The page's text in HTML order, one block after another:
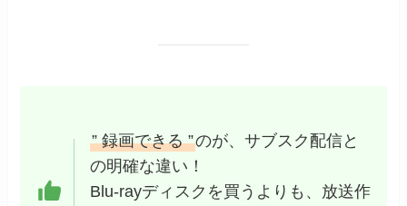
” 録画できる ”のが、サブスク配信と
の明確な違い！
Blu-rayディスクを買うよりも、放送作